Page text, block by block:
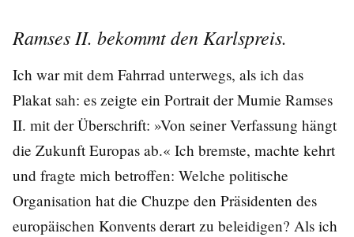
Ramses II. bekommt den Karlspreis.
Ich war mit dem Fahrrad unterwegs, als ich das
Plakat sah: es zeigte ein Portrait der Mumie Ramses
II. mit der Überschrift: »Von seiner Verfassung hängt
die Zukunft Europas ab.« Ich bremste, machte kehrt
und fragte mich betroffen: Welche politische
Organisation hat die Chuzpe den Präsidenten des
europäischen Konvents derart zu beleidigen? Als ich